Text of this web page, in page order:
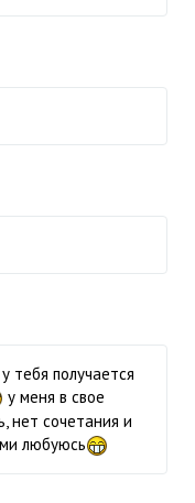
тебя получается
у меня в свое
нет сочетания и
любуюсь